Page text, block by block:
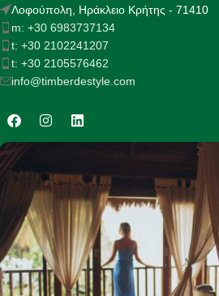
Λοφούπολη, Ηράκλειο Κρήτης - 71410
m: +30 6983737134
t: +30 2102241207
t: +30 2105576462
info@timberdestyle.com